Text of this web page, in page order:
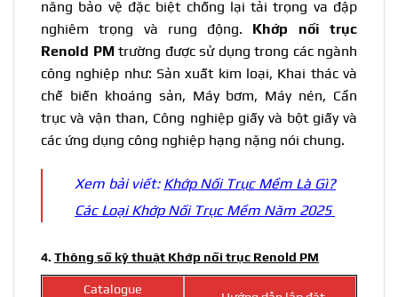
năng bảo vệ đặc biệt chống lại tải trọng va đập
nghiêm trọng và rung động. Khớp nối trục
Renold PM trường được sử dụng trong các ngành
công nghiệp như: Sản xuất kim loại, Khai thác và
chế biến khoáng sản, Máy bơm, Máy nén, Cần
trục và vận than, Công nghiệp giấy và bột giấy và
các ứng dụng công nghiệp hạng nặng nói chung.
Xem bải viết: Khớp Nối Trục Mềm Là Gì?
Các Loại Khớp Nối Trục Mềm Năm 2025
4. Thông số kỹ thuật Khớp nối trục Renold PM
Catalogue